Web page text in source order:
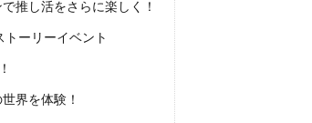
推し活をさらに楽しく！
ーリーイベント
界を体験！